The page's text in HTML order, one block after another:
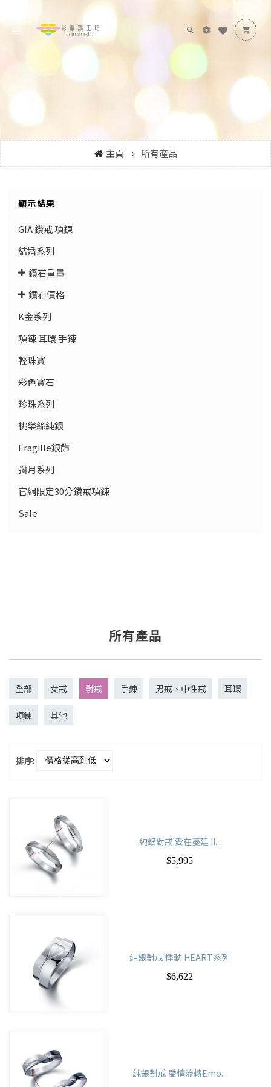
主頁 所有產品
顯示結果
GIA 鑽戒 項鍊
結婚系列
鑽石重量
鑽石價格
K金系列
項錬 耳環 手鍊
輕珠寶
彩色寶石
珍珠系列
桃樂絲純銀
Fragille銀飾
彌月系列
官網限定30分鑽戒項鍊
Sale
所有產品
全部 女戒 對戒 手鍊 男戒、中性戒 耳環
項鍊 其他
排序:
純銀對戒 愛在蔓延 II...
$5,995
純銀對戒 悸動 HEART系列
$6,622
純銀對戒 愛情流轉Emo...